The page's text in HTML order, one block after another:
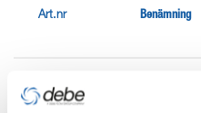
Art.nr Benämning
Vi har inte lagt upp dessa